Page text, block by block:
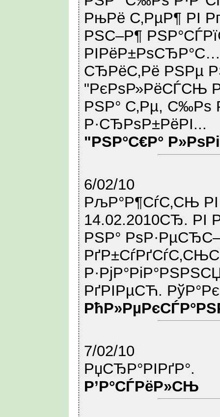
РњРё С‚РµР¶ РІ
РЅС–Р¶
СЂРёС‚Рё РЅРµ
"РєРѕР»РёСЃСЊ
РЅР° С‚Рµ, С‰Рѕ
Р·СЂРѕР±РёРІ...
"РЅР°С€Р°
6/02/10
РљР°Р¶СѓС‚СЊ
14.02.2010СЂ.
РЅР°
РґРІРµСЋ.
7/02/10
РџСЂР°РІРґР°.
Р’Р°СЃРёР»СЊ